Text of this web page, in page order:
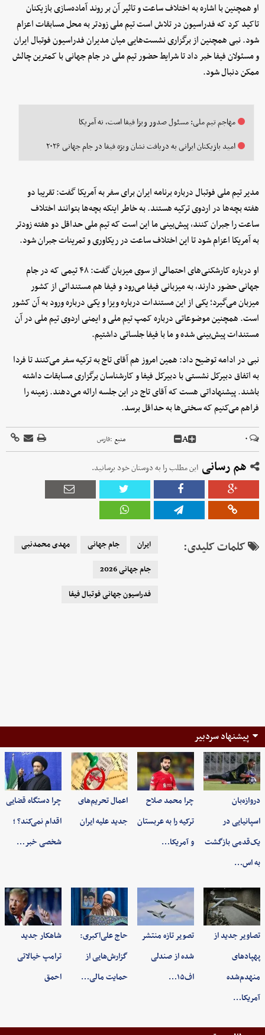
او همچنین با اشاره به اختلاف ساعت و تاثیر آن بر روند آماده‌سازی بازیکنان
تاکید کرد که فدراسیون در تلاش است تیم ملی زودتر به محل مسابقات اعزام
شود. نبی همچنین از برگزاری نشست‌هایی میان مدیران فدراسیون فوتبال ایران
و مسئولان فیفا خبر داد تا شرایط حضور تیم ملی در جام جهانی با کمترین چالش
ممکن دنبال شود.
مهاجم تیم ملی: مسئول صدور ویزا فیفا است، نه آمریکا
امید بازیکنان ایرانی به دریافت نشان ویژه فیفا در جام جهانی ۲۰۲۶
مدیر تیم ملی فوتبال درباره برنامه ایران برای سفر به آمریکا گفت: تقریبا دو
هفته بچه‌ها در اردوی ترکیه هستند. به خاطر اینکه بچه‌ها بتوانند اختلاف
ساعت را جبران کنند، پیش‌بینی‌ ما این است که تیم ملی حداقل دو هفته زودتر
به آمریکا اعزام شود تا این اختلاف ساعت در ریکاوری و تمرینات جبران شود.
او درباره کارشکنی‌های احتمالی از سوی میزبان گفت: ۴۸ تیمی که در جام
جهانی حضور دارند، به میزبانی فیفا می‌رود و فیفا هم مستنداتی از کشور
میزبان می‌گیرد؛ یکی از این مستندات درباره ویزا و یکی درباره ورود به آن کشور
است. همچنین موضوعاتی درباره کمپ تیم ملی و ایمنی اردوی تیم ملی در آن
مستندات پیش‌بینی شده و ما با فیفا جلساتی داشتیم.
نبی در ادامه توضیح داد: همین امروز هم آقای تاج به ترکیه سفر می‌کنند تا فردا
به اتفاق دبیرکل نشستی با دبیرکل فیفا و کارشناسان برگزاری مسابقات داشته
باشند. پیشنهاداتی هست که آقای تاج در این جلسه ارائه می‌دهند. زمینه را
فراهم می‌کنیم که سختی‌ها به حداقل برسد.
۰ A منبع :فارس
هم رسانی این مطلب را به دوستان خود برسانید.
کلمات کلیدی: ایران جام جهانی
مهدی محمدنبی
جام جهانی 2026
فدراسیون جهانی فوتبال فیفا
پیشنهاد سردبیر
دروازه‌بان
اسپانیایی در
یک‌قدمی بازگشت
به اس…
چرا محمد صلاح
ترکیه را به عربستان
و آمریکا…
اعمال تحریم‌های
جدید علیه ایران
چرا دستگاه قضایی
اقدام نمی‌کند؟ ؛
شخصی خبر…
تصاویر جدید از
پهپادهای
منهدم‌شده
آمریکا…
تصویر تازه منتشر
شده از صندلی
اف۱۵…
حاج علی‌اکبری:
گزارش‌هایی از
حمایت مالی…
شاهکار جدید
ترامپ خیالاتی
احمق